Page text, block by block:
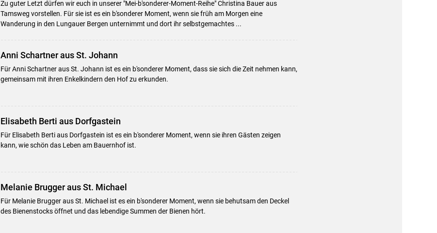
Skip to main content
Zu guter Letzt dürfen wir euch in unserer "Mei-b'sonderer-Moment-Reihe" Christina Bauer aus
Tamsweg vorstellen. Für sie ist es ein b'sonderer Moment, wenn sie früh am Morgen eine
Wanderung in den Lungauer Bergen unternimmt und dort ihr selbstgemachtes ...
Anni Schartner aus St. Johann
Für Anni Schartner aus St. Johann ist es ein b'sonderer Moment, dass sie sich die Zeit nehmen kann,
gemeinsam mit ihren Enkelkindern den Hof zu erkunden.
Elisabeth Berti aus Dorfgastein
Für Elisabeth Berti aus Dorfgastein ist es ein b'sonderer Moment, wenn sie ihren Gästen zeigen
kann, wie schön das Leben am Bauernhof ist.
Melanie Brugger aus St. Michael
Für Melanie Brugger aus St. Michael ist es ein b'sonderer Moment, wenn sie behutsam den Deckel
des Bienenstocks öffnet und das lebendige Summen der Bienen hört.